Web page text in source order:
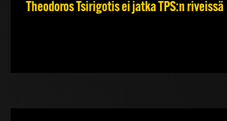
Theodoros Tsirigotis ei jatka TPS:n riveissä